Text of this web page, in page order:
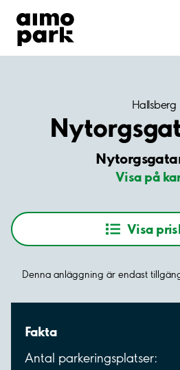
Hitta parkering
Samarbete
Kundservice
Hallsberg
Visa på
Visa
Denna anläggning är endast
Fakta
Antal parkeringsplatser: